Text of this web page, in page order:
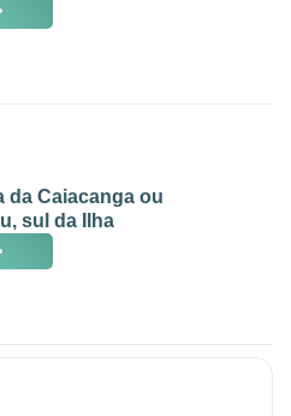
da Caiacanga ou
sul da Ilha